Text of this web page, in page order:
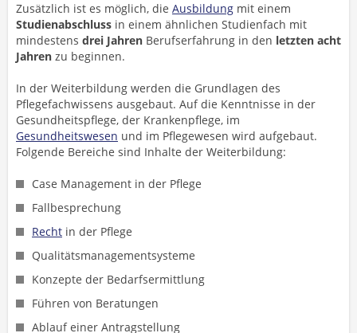
Zusätzlich ist es möglich, die Ausbildung mit einem
Studienabschluss in einem ähnlichen Studienfach mit
mindestens drei Jahren Berufserfahrung in den letzten acht
Jahren zu beginnen.
In der Weiterbildung werden die Grundlagen des
Pflegefachwissens ausgebaut. Auf die Kenntnisse in der
Gesundheitspflege, der Krankenpflege, im
Gesundheitswesen und im Pflegewesen wird aufgebaut.
Folgende Bereiche sind Inhalte der Weiterbildung:
Case Management in der Pflege
Fallbesprechung
Recht in der Pflege
Qualitätsmanagementsysteme
Konzepte der Bedarfsermittlung
Führen von Beratungen
Ablauf einer Antragstellung